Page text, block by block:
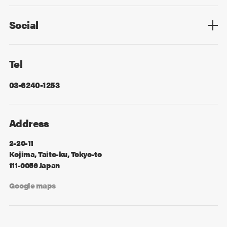
Social
Tel
03-6240-1253
Address
2-20-11
Kojima, Taito-ku, Tokyo-to
111-0056 Japan
Google maps